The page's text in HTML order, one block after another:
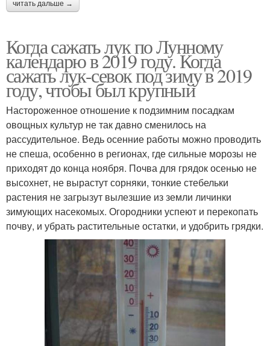
читать дальше →
Когда сажать лук по Лунному
календарю в 2019 году. Когда
сажать лук-севок под зиму в 2019
году, чтобы был крупный
Настороженное отношение к подзимним посадкам
овощных культур не так давно сменилось на
рассудительное. Ведь осенние работы можно проводить
не спеша, особенно в регионах, где сильные морозы не
приходят до конца ноября. Почва для грядок осенью не
высохнет, не вырастут сорняки, тонкие стебельки
растения не загрызут вылезшие из земли личинки
зимующих насекомых. Огородники успеют и перекопать
почву, и убрать растительные остатки, и удобрить грядки.